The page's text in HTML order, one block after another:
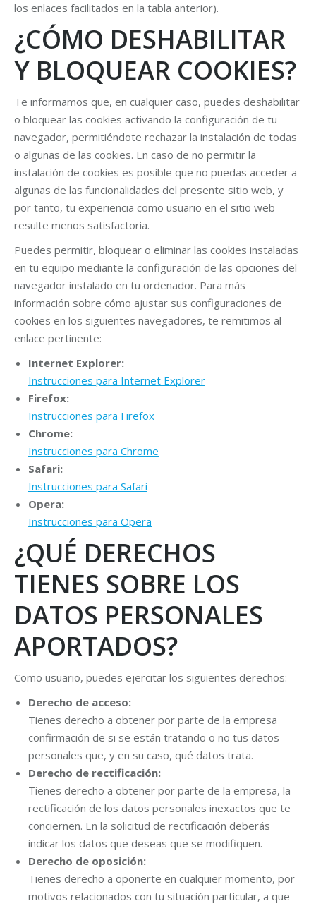
los enlaces facilitados en la tabla anterior).
¿CÓMO DESHABILITAR
Y BLOQUEAR COOKIES?
Te informamos que, en cualquier caso, puedes deshabilitar
o bloquear las cookies activando la configuración de tu
navegador, permitiéndote rechazar la instalación de todas
o algunas de las cookies. En caso de no permitir la
instalación de cookies es posible que no puedas acceder a
algunas de las funcionalidades del presente sitio web, y
por tanto, tu experiencia como usuario en el sitio web
resulte menos satisfactoria.
Puedes permitir, bloquear o eliminar las cookies instaladas
en tu equipo mediante la configuración de las opciones del
navegador instalado en tu ordenador. Para más
información sobre cómo ajustar sus configuraciones de
cookies en los siguientes navegadores, te remitimos al
enlace pertinente:
Internet Explorer:
Instrucciones para Internet Explorer
Firefox:
Instrucciones para Firefox
Chrome:
Instrucciones para Chrome
Safari:
Instrucciones para Safari
Opera:
Instrucciones para Opera
¿QUÉ DERECHOS
TIENES SOBRE LOS
DATOS PERSONALES
APORTADOS?
Como usuario, puedes ejercitar los siguientes derechos:
Derecho de acceso:
Tienes derecho a obtener por parte de la empresa
confirmación de si se están tratando o no tus datos
personales que, y en su caso, qué datos trata.
Derecho de rectificación:
Tienes derecho a obtener por parte de la empresa, la
rectificación de los datos personales inexactos que te
conciernen. En la solicitud de rectificación deberás
indicar los datos que deseas que se modifiquen.
Derecho de oposición:
Tienes derecho a oponerte en cualquier momento, por
motivos relacionados con tu situación particular, a que